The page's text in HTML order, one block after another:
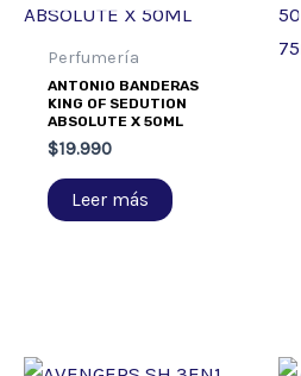
Perfumería
ANTONIO BANDERAS
KING OF SEDUTION
ABSOLUTE X 50ML
$19.990
Leer más